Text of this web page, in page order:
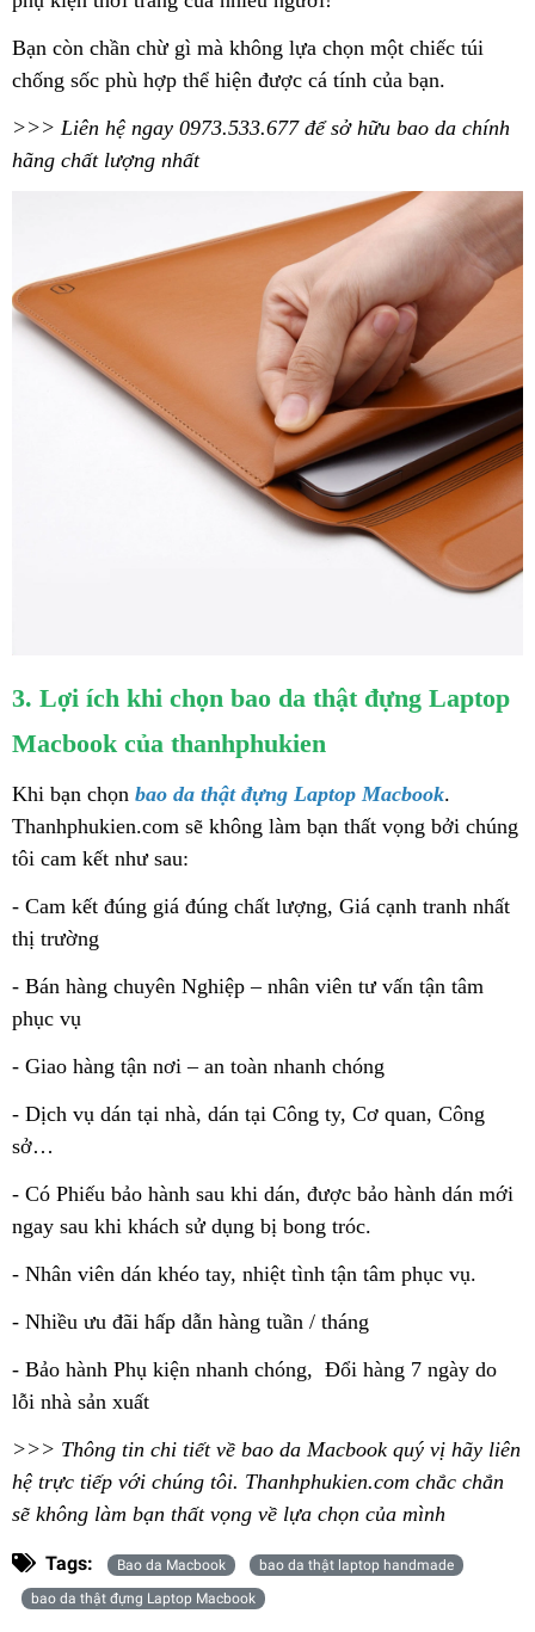
Bạn còn chần chừ gì mà không lựa chọn một chiếc túi
chống sốc phù hợp thể hiện được cá tính của bạn.
>>> Liên hệ ngay 0973.533.677 để sở hữu bao da chính
hãng chất lượng nhất
3. Lợi ích khi chọn bao da thật đựng Laptop
Macbook của thanhphukien
Khi bạn chọn bao da thật đựng Laptop Macbook.
Thanhphukien.com sẽ không làm bạn thất vọng bởi chúng
tôi cam kết như sau:
- Cam kết đúng giá đúng chất lượng, Giá cạnh tranh nhất
thị trường
- Bán hàng chuyên Nghiệp – nhân viên tư vấn tận tâm
phục vụ
- Giao hàng tận nơi – an toàn nhanh chóng
- Dịch vụ dán tại nhà, dán tại Công ty, Cơ quan, Công
sở…
- Có Phiếu bảo hành sau khi dán, được bảo hành dán mới
ngay sau khi khách sử dụng bị bong tróc.
- Nhân viên dán khéo tay, nhiệt tình tận tâm phục vụ.
- Nhiều ưu đãi hấp dẫn hàng tuần / tháng
- Bảo hành Phụ kiện nhanh chóng, Đổi hàng 7 ngày do
lỗi nhà sản xuất
>>> Thông tin chi tiết về bao da Macbook quý vị hãy liên
hệ trực tiếp với chúng tôi. Thanhphukien.com chắc chắn
sẽ không làm bạn thất vọng về lựa chọn của mình
Tags: Bao da Macbook
bao da thật laptop handmade
bao da thật đựng Laptop Macbook